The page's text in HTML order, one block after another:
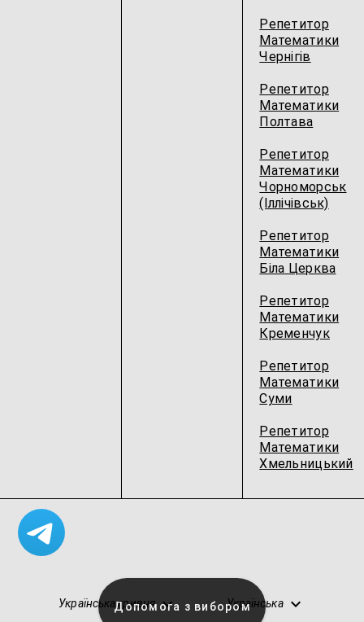
Репетитор
Математики
Чернігів
Репетитор
Математики
Полтава
Репетитор
Математики
Чорноморськ
(Іллічівськ)
Репетитор
Математики
Біла Церква
Репетитор
Математики
Кременчук
Репетитор
Математики
Суми
Репетитор
Математики
Хмельницький
Українська гривня Українська
Допомога з вибором